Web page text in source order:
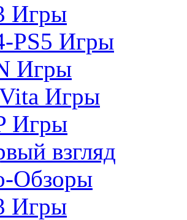
Игры
PS5 Игры
Игры
Игры
Игры
взгляд
Обзоры
Игры